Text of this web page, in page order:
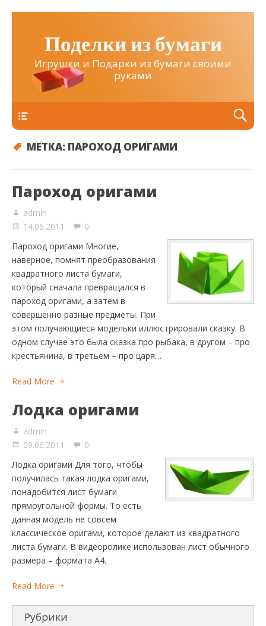
Поделки из бумаги
Игрушки и Подарки из бумаги своими
руками
МЕТКА: ПАРОХОД ОРИГАМИ
Пароход оригами
admin
14.06.2011
0
Пароход оригами Многие,
наверное, помнят преобразования
квадратного листа бумаги,
который сначала превращался в
пароход оригами, а затем в
совершенно разные предметы. При
этом получающиеся модельки иллюстрировали сказку. В
одном случае это была сказка про рыбака, в другом – про
крестьянина, в третьем – про царя…
Read More
Лодка оригами
admin
09.06.2011
0
Лодка оригами Для того, чтобы
получилась такая лодка оригами,
понадобится лист бумаги
прямоугольной формы. То есть
данная модель не совсем
классическое оригами, которое делают из квадратного
листа бумаги. В видеоролике использован лист обычного
размера – формата А4.
Read More
Рубрики